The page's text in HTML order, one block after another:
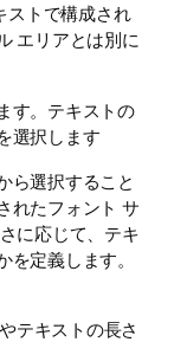
ストで構成され
エリアとは別に
す。テキストの
選択します
ら選択すること
れたフォント サ
に応じて、テキ
定義します。
テキストの長さ